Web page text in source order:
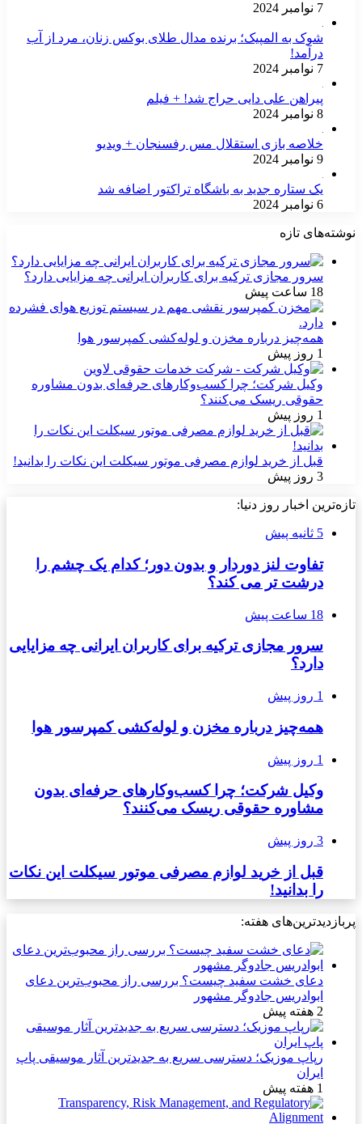
7 نوامبر 2024
شوک به المپیک؛ برنده مدال طلای بوکس زنان، مرد از آب
درآمد!
7 نوامبر 2024
پیراهن علی دایی حراج شد! + فیلم
8 نوامبر 2024
خلاصه بازی استقلال مس رفسنجان + ویدیو
9 نوامبر 2024
یک ستاره جدید به باشگاه تراکتور اضافه شد
6 نوامبر 2024
نوشته‌های تازه
سرور مجازی ترکیه برای کاربران ایرانی چه مزایایی دارد؟
18 ساعت پیش
همه‌چیز درباره مخزن و لوله‌کشی کمپرسور هوا
1 روز پیش
وکیل شرکت؛ چرا کسب‌وکارهای حرفه‌ای بدون مشاوره
حقوقی ریسک می‌کنند؟
1 روز پیش
قبل از خرید لوازم مصرفی موتور سیکلت این نکات را بدانید!
3 روز پیش
تازه‌ترین اخبار روز دنیا:
5 ثانیه پیش
تفاوت لنز دوردار و بدون دور؛ کدام یک چشم را
درشت تر می کند؟
18 ساعت پیش
سرور مجازی ترکیه برای کاربران ایرانی چه مزایایی
دارد؟
1 روز پیش
همه‌چیز درباره مخزن و لوله‌کشی کمپرسور هوا
1 روز پیش
وکیل شرکت؛ چرا کسب‌وکارهای حرفه‌ای بدون
مشاوره حقوقی ریسک می‌کنند؟
3 روز پیش
قبل از خرید لوازم مصرفی موتور سیکلت این نکات
را بدانید!
پربازدیدترین‌های هفته:
دعای خشت سفید چیست؟ بررسی راز محبوب‌ترین دعای
ابوادریس جادوگر مشهور
2 هفته پیش
رپاپ موزیک؛ دسترسی سریع به جدیدترین آثار موسیقی پاپ
ایران
1 هفته پیش